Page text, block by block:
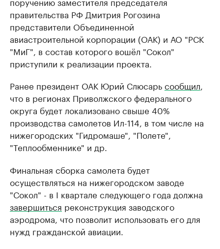
правительства РФ Дмитрия Рогозина
представители Объединенной
авиастроительной корпорации (ОАК) и АО "РСК
"МиГ", в состав которого вошёл "Сокол"
приступили к реализации проекта.
Ранее президент ОАК Юрий Слюсарьсообщил,
что в регионах Приволжского федерального
округа будет локализовано свыше 40%
производства самолетов Ил-114, в том числе на
нижегородских "Гидромаше", "Полете",
"Теплообменнике" и др.
Финальная сборка самолета будет
осуществляться на нижегородском заводе
"Сокол" - в I квартале следующего года должна
завершиться реконструкция заводского
аэродрома, что позволит использовать его для
нужд гражданской авиации.